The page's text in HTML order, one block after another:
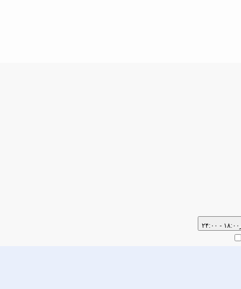
۱۸:۰۰ - ۲۴:۰۰